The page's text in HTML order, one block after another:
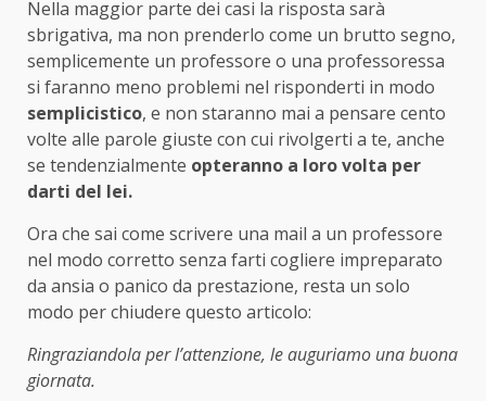
Nella maggior parte dei casi la risposta sarà
sbrigativa, ma non prenderlo come un brutto segno,
semplicemente un professore o una professoressa
si faranno meno problemi nel risponderti in modo
semplicistico, e non staranno mai a pensare cento
volte alle parole giuste con cui rivolgerti a te, anche
se tendenzialmente opteranno a loro volta per
darti del lei.
Ora che sai come scrivere una mail a un professore
nel modo corretto senza farti cogliere impreparato
da ansia o panico da prestazione, resta un solo
modo per chiudere questo articolo:
Ringraziandola per l’attenzione, le auguriamo una buona
giornata.